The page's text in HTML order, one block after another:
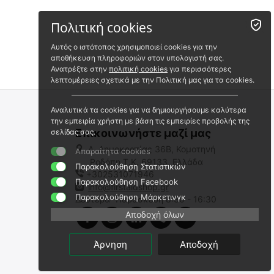
Επικοινωνήστε μαζί μας
Λ. Δημοκρατίας 36Β, Κομοτηνή
Ροδόπη,Τ.Κ. 69133, Ελλάδα
+302531071946
info@firstaidshop.gr
Δευτέρα- Παρασκευή 8:30 - 16:30
Πολιτική cookies
Αυτός ο ιστότοπος χρησιμοποιεί cookies για την
αποθήκευση πληροφοριών στον υπολογιστή σας.
Ανατρέξτε στην πολιτική cookies για περισσότερες
λεπτομέρειες σχετικά με την Πολιτική μας για τα cookies.
Αναλυτικά τα cookies για να δημιουργήσουμε καλύτερα
την εμπειρία χρήστη με βάση τις εμπειρίες προβολής της
σελίδας σας.
Απαραίτητα cookies
Παρακολούθηση Στατιστικών
Παρακολούθηση Facebook
Παρακολούθηση Μάρκετινγκ
Αποδοχή όλων
Άρνηση Αποδοχή